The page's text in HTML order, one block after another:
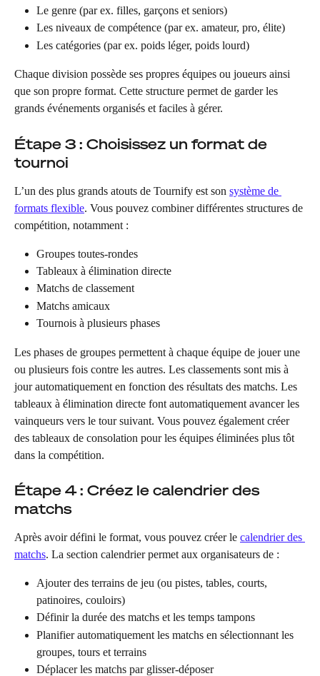
Le genre (par ex. filles, garçons et seniors)
Les niveaux de compétence (par ex. amateur, pro, élite)
Les catégories (par ex. poids léger, poids lourd)
Chaque division possède ses propres équipes ou joueurs ainsi
que son propre format. Cette structure permet de garder les
grands événements organisés et faciles à gérer.
Étape 3 : Choisissez un format de
tournoi
L’un des plus grands atouts de Tournify est son système de
formats flexible. Vous pouvez combiner différentes structures de
compétition, notamment :
Groupes toutes-rondes
Tableaux à élimination directe
Matchs de classement
Matchs amicaux
Tournois à plusieurs phases
Les phases de groupes permettent à chaque équipe de jouer une
ou plusieurs fois contre les autres. Les classements sont mis à
jour automatiquement en fonction des résultats des matchs. Les
tableaux à élimination directe font automatiquement avancer les
vainqueurs vers le tour suivant. Vous pouvez également créer
des tableaux de consolation pour les équipes éliminées plus tôt
dans la compétition.
Étape 4 : Créez le calendrier des
matchs
Après avoir défini le format, vous pouvez créer le calendrier des
matchs. La section calendrier permet aux organisateurs de :
Ajouter des terrains de jeu (ou pistes, tables, courts,
patinoires, couloirs)
Définir la durée des matchs et les temps tampons
Planifier automatiquement les matchs en sélectionnant les
groupes, tours et terrains
Déplacer les matchs par glisser-déposer